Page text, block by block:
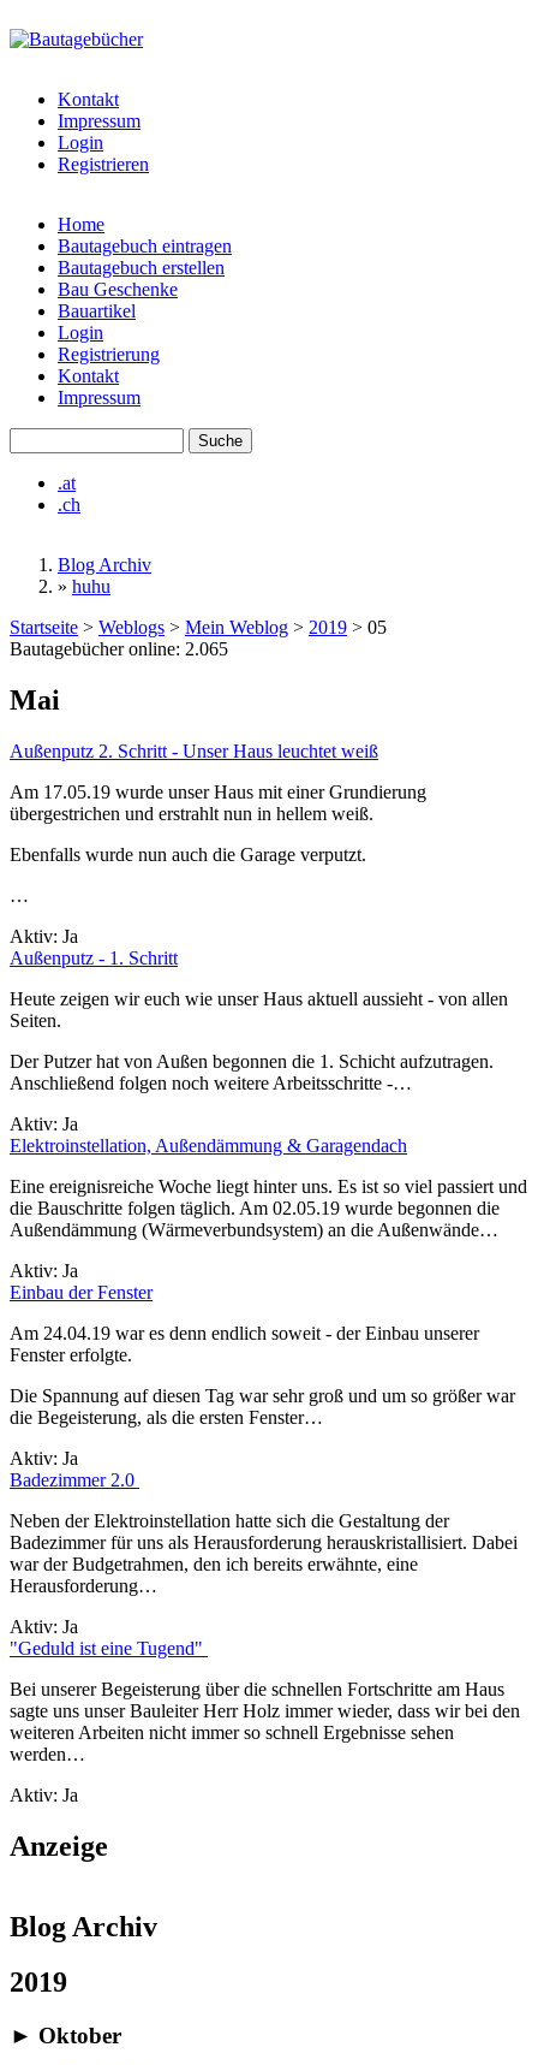
bautagebuch-
liste.de
Kontakt
Impressum
Login
Registrieren
Hauptmenü
Home
Bautagebuch eintragen
Bautagebuch erstellen
Bau Geschenke
Bauartikel
Login
Registrierung
Kontakt
Impressum
.at
.ch
Sie sind hier
Blog Archiv
» huhu
Startseite > Weblogs > Mein Weblog > 2019 > 05
Bautagebücher online: 2.065
Mai
Außenputz 2. Schritt - Unser Haus leuchtet weiß
Am 17.05.19 wurde unser Haus mit einer Grundierung
übergestrichen und erstrahlt nun in hellem weiß.
Ebenfalls wurde nun auch die Garage verputzt.
…
Aktiv: Ja
Außenputz - 1. Schritt
Heute zeigen wir euch wie unser Haus aktuell aussieht - von allen
Seiten.
Der Putzer hat von Außen begonnen die 1. Schicht aufzutragen.
Anschließend folgen noch weitere Arbeitsschritte -…
Aktiv: Ja
Elektroinstellation, Außendämmung & Garagendach
Eine ereignisreiche Woche liegt hinter uns. Es ist so viel passiert und
die Bauschritte folgen täglich. Am 02.05.19 wurde begonnen die
Außendämmung (Wärmeverbundsystem) an die Außenwände…
Aktiv: Ja
Einbau der Fenster
Am 24.04.19 war es denn endlich soweit - der Einbau unserer
Fenster erfolgte.
Die Spannung auf diesen Tag war sehr groß und um so größer war
die Begeisterung, als die ersten Fenster…
Aktiv: Ja
Badezimmer 2.0
Neben der Elektroinstellation hatte sich die Gestaltung der
Badezimmer für uns als Herausforderung herauskristallisiert. Dabei
war der Budgetrahmen, den ich bereits erwähnte, eine
Herausforderung…
Aktiv: Ja
"Geduld ist eine Tugend"
Bei unserer Begeisterung über die schnellen Fortschritte am Haus
sagte uns unser Bauleiter Herr Holz immer wieder, dass wir bei den
weiteren Arbeiten nicht immer so schnell Ergebnisse sehen
werden…
Aktiv: Ja
Anzeige
Blog Archiv
2019
► Oktober